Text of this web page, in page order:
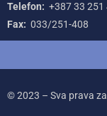
Telefon: +387‌ 33‌ 251‌
Fax: 033/251-408
© 2023 – Sva prava